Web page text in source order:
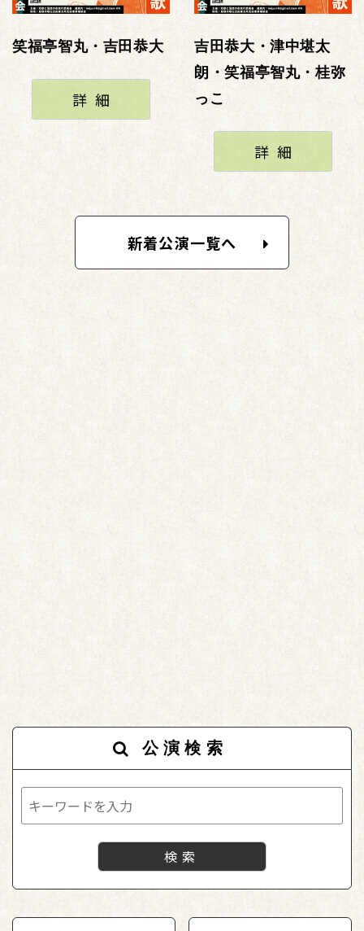
笑福亭智丸・吉田恭大
詳細
吉田恭大・津中堪太
朗・笑福亭智丸・桂弥
っこ
詳細
新着公演一覧へ
公演検索